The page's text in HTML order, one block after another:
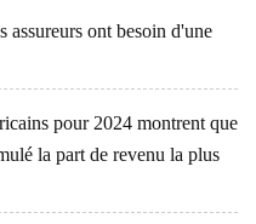
assureurs ont besoin d'une
pour 2024 montrent que
la part de revenu la plus